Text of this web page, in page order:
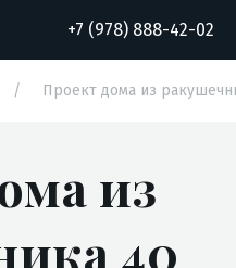
+7 (978) 888-42-02
/ Проект дома из
из
40
персональных
персональных